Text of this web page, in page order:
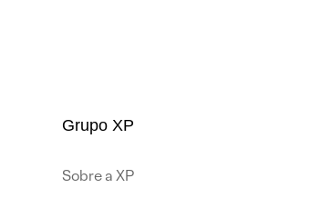
Grupo XP
Sobre a XP